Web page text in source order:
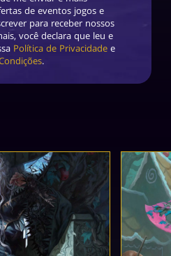
de eventos jogos e
para receber nossos
você declara que leu e
Política de Privacidade e
.